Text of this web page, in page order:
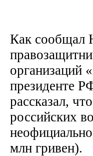
Как сообщал
организаций
президенте
рассказал,
российских
млн гривен).